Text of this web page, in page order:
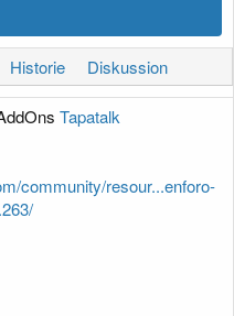
Historie Diskussion
Tapatalk
community/resour...enforo-